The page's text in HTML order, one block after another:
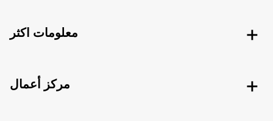
معلومات اكثر
مركز أعمال